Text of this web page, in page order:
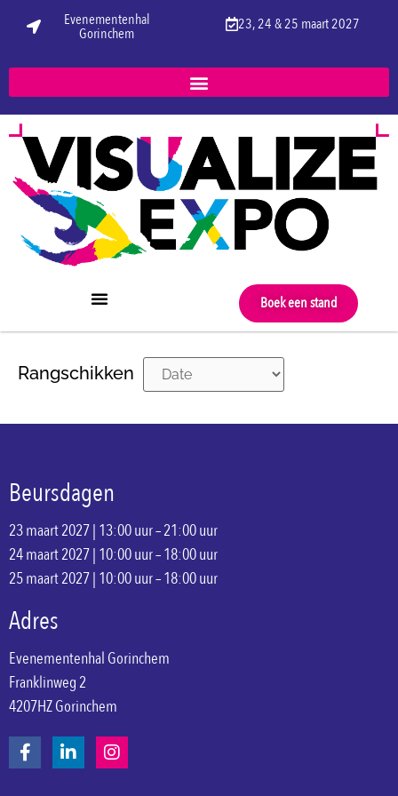
Evenementenhal
Gorinchem
23, 24 & 25 maart 2027
Boek een stand
Rangschikken
Beursdagen
23 maart 2027 | 13:00 uur – 21:00 uur
24 maart 2027 | 10:00 uur – 18:00 uur
25 maart 2027 | 10:00 uur – 18:00 uur
Adres
Evenementenhal Gorinchem
Franklinweg 2
4207HZ Gorinchem